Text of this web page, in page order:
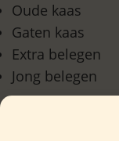
Oude kaas
Gaten kaas
Extra belegen
Jong belegen